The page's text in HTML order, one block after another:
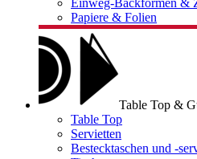
Einweg-Backformen &
Papiere & Folien
Table Top &
Table Top
Servietten
Bestecktaschen und -